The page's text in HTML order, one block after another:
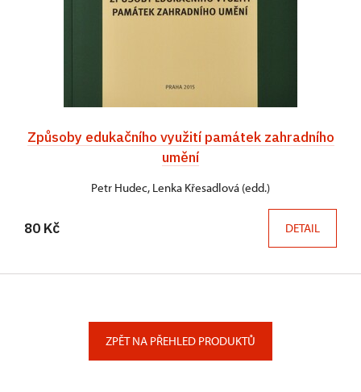
Způsoby edukačního využití památek zahradního
umění
Petr Hudec, Lenka Křesadlová (edd.)
80 Kč DETAIL
ZPĚT NA PŘEHLED PRODUKTŮ